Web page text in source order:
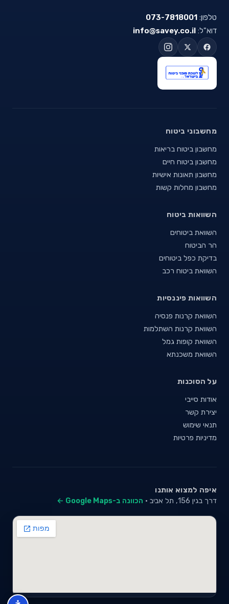
טלפון: 073-7818001
דוא"ל: info@savey.co.il
מחשבוני ביטוח
מחשבון ביטוח בריאות
מחשבון ביטוח חיים
מחשבון תאונות אישיות
מחשבון מחלות קשות
השוואות ביטוח
השוואת ביטוחים
הר הביטוח
בדיקת כפל ביטוחים
השוואת ביטוח רכב
השוואות פיננסיות
השוואת קרנות פנסיה
השוואת קרנות השתלמות
השוואת קופות גמל
השוואת משכנתא
על הסוכנות
אודות סייבי
יצירת קשר
תנאי שימוש
מדיניות פרטיות
איפה למצוא אותנו
דרך בגין 156, תל אביב · הכוונה ב-Google Maps ←